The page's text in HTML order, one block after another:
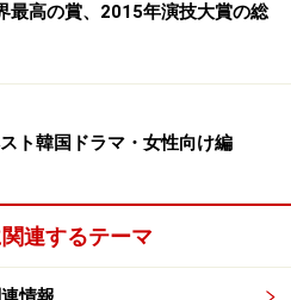
最高の賞、2015年演技大賞の総
ト韓国ドラマ・女性向け編
連するテーマ